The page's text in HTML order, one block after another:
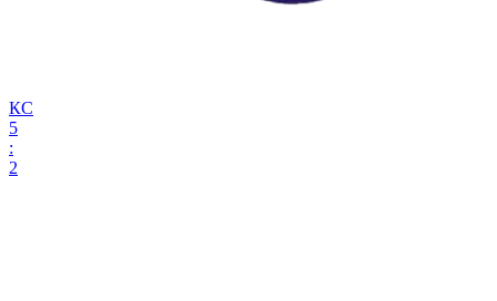
КС
5
:
2